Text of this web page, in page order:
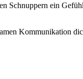
Schnuppern ein
Kommunikation